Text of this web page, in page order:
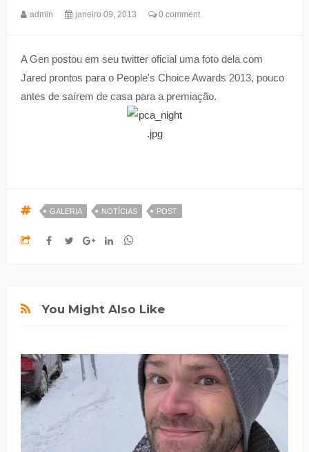
admin janeiro 09, 2013 0 comment
A Gen postou em seu twitter oficial uma foto dela com
Jared prontos para o People's Choice Awards 2013, pouco
antes de saírem de casa para a premiação.
GALERIA NOTÍCIAS POST
You Might Also Like